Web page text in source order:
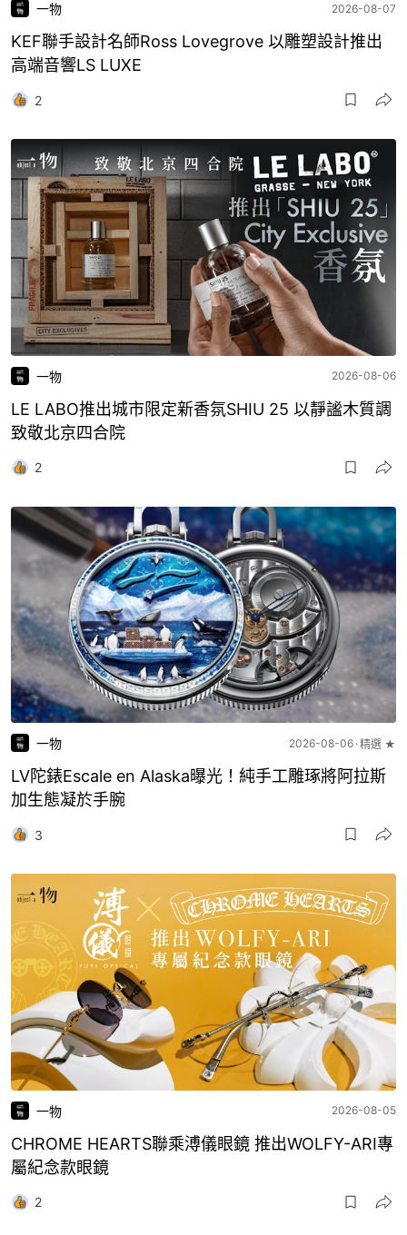
一物 2026-08-07
KEF聯手設計名師Ross Lovegrove 以雕塑設計推出
高端音響LS LUXE
2
一物 2026-08-06
LE LABO推出城市限定新香氛SHIU 25 以靜謐木質調
致敬北京四合院
2
一物 2026-08-06 精選 ★
LV陀錶Escale en Alaska曝光！純手工雕琢將阿拉斯
加生態凝於手腕
3
一物 2026-08-05
CHROME HEARTS聯乘溥儀眼鏡 推出WOLFY-ARI專
屬紀念款眼鏡
2